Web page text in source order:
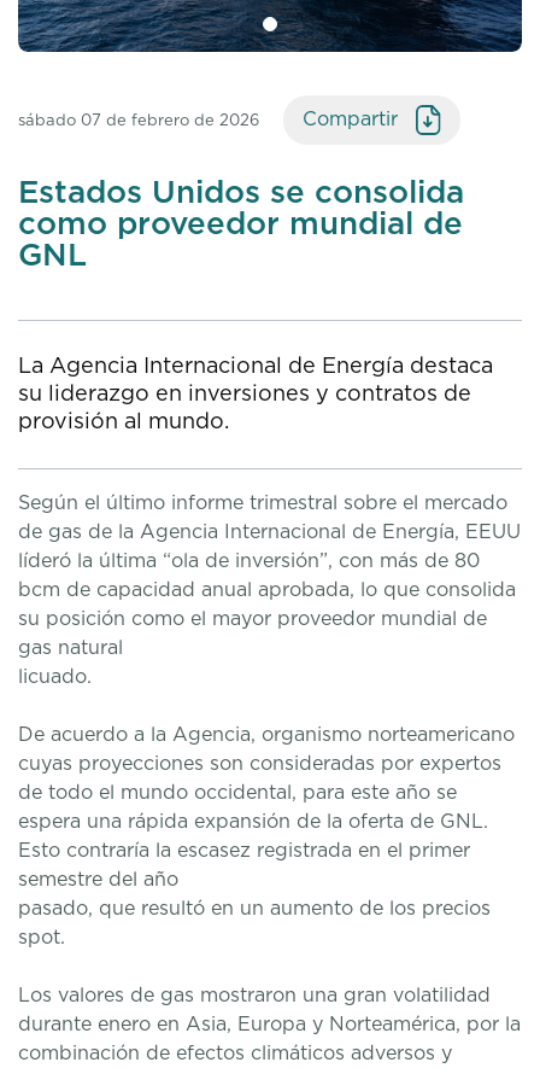
sábado 07 de febrero de 2026 Compartir
Estados Unidos se consolida
como proveedor mundial de
GNL
La Agencia Internacional de Energía destaca
su liderazgo en inversiones y contratos de
provisión al mundo.
Según el último informe trimestral sobre el mercado
de gas de la Agencia Internacional de Energía, EEUU
líderó la última “ola de inversión”, con más de 80
bcm de capacidad anual aprobada, lo que consolida
su posición como el mayor proveedor mundial de
gas natural
licuado.
De acuerdo a la Agencia, organismo norteamericano
cuyas proyecciones son consideradas por expertos
de todo el mundo occidental, para este año se
espera una rápida expansión de la oferta de GNL.
Esto contraría la escasez registrada en el primer
semestre del año
pasado, que resultó en un aumento de los precios
spot.
Los valores de gas mostraron una gran volatilidad
durante enero en Asia, Europa y Norteamérica, por la
combinación de efectos climáticos adversos y